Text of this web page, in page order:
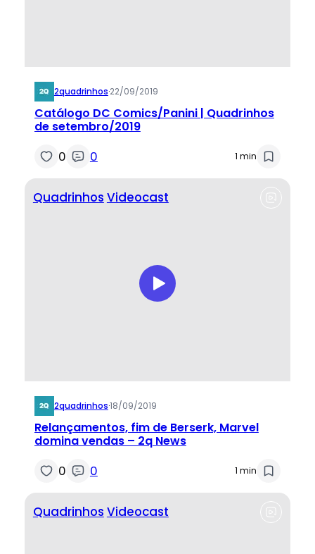
2quadrinhos·22/09/2019
Catálogo DC Comics/Panini | Quadrinhos
de setembro/2019
0 0 1 min
Quadrinhos Videocast
2quadrinhos·18/09/2019
Relançamentos, fim de Berserk, Marvel
domina vendas – 2q News
0 0 1 min
Quadrinhos Videocast